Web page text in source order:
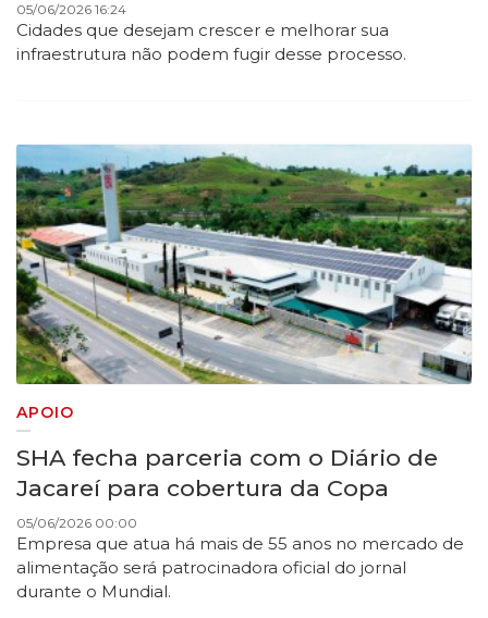
05/06/2026 16:24
Cidades que desejam crescer e melhorar sua
infraestrutura não podem fugir desse processo.
APOIO
SHA fecha parceria com o Diário de
Jacareí para cobertura da Copa
05/06/2026 00:00
Empresa que atua há mais de 55 anos no mercado de
alimentação será patrocinadora oficial do jornal
durante o Mundial.